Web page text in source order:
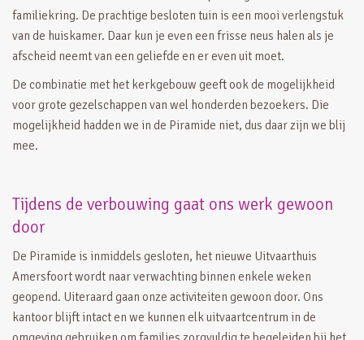
familiekring. De prachtige besloten tuin is een mooi verlengstuk
van de huiskamer. Daar kun je even een frisse neus halen als je
afscheid neemt van een geliefde en er even uit moet.
De combinatie met het kerkgebouw geeft ook de mogelijkheid
voor grote gezelschappen van wel honderden bezoekers. Die
mogelijkheid hadden we in de Piramide niet, dus daar zijn we blij
mee.
Tijdens de verbouwing gaat ons werk gewoon
door
De Piramide is inmiddels gesloten, het nieuwe Uitvaarthuis
Amersfoort wordt naar verwachting binnen enkele weken
geopend. Uiteraard gaan onze activiteiten gewoon door. Ons
kantoor blijft intact en we kunnen elk uitvaartcentrum in de